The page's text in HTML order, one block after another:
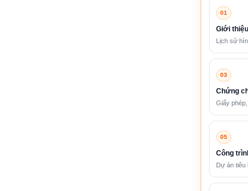
01
Giới
Lịch sử
03
Chứng
Giấy
05
Công
Dự án tiêu